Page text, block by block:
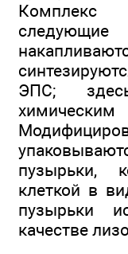
Комплекс
ЭПС;
пузырьки,
клеткой в
пузырьки
качестве